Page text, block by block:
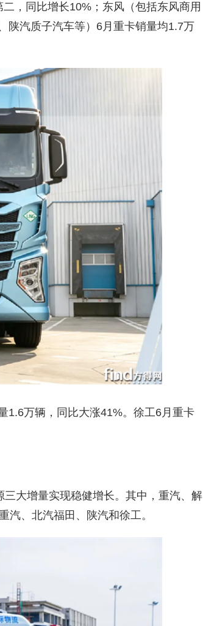
，同比增长10%；东风（包括东风商用
陕汽质子汽车等）6月重卡销量均1.7万
1.6万辆，同比大涨41%。徐工6月重卡
大增量实现稳健增长。其中，重汽、解
汽、北汽福田、陕汽和徐工。